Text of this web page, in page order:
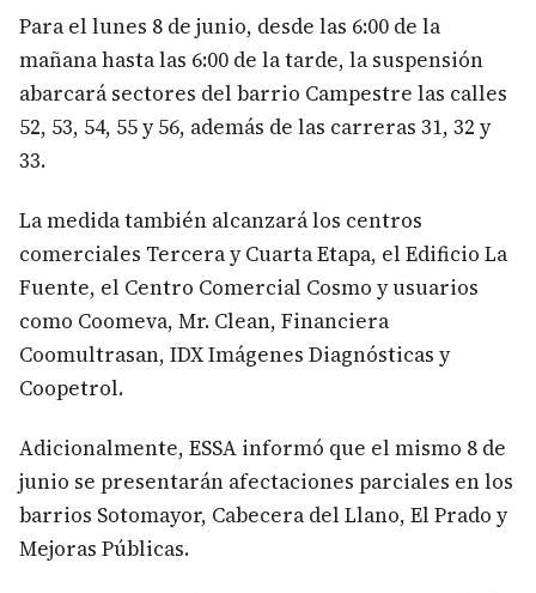
Para el lunes 8 de junio, desde las 6:00 de la
mañana hasta las 6:00 de la tarde, la suspensión
abarcará sectores del barrio Campestre las calles
52, 53, 54, 55 y 56, además de las carreras 31, 32 y
33.
La medida también alcanzará los centros
comerciales Tercera y Cuarta Etapa, el Edificio La
Fuente, el Centro Comercial Cosmo y usuarios
como Coomeva, Mr. Clean, Financiera
Coomultrasan, IDX Imágenes Diagnósticas y
Coopetrol.
Adicionalmente, ESSA informó que el mismo 8 de
junio se presentarán afectaciones parciales en los
barrios Sotomayor, Cabecera del Llano, El Prado y
Mejoras Públicas.